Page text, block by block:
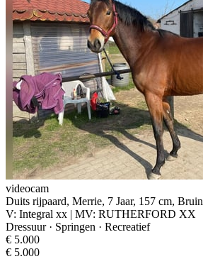
videocam
Duits rijpaard, Merrie, 7 Jaar, 157 cm, Bruin
V: Integral xx | MV: RUTHERFORD XX
Dressuur · Springen · Recreatief
€ 5.000
€ 5.000